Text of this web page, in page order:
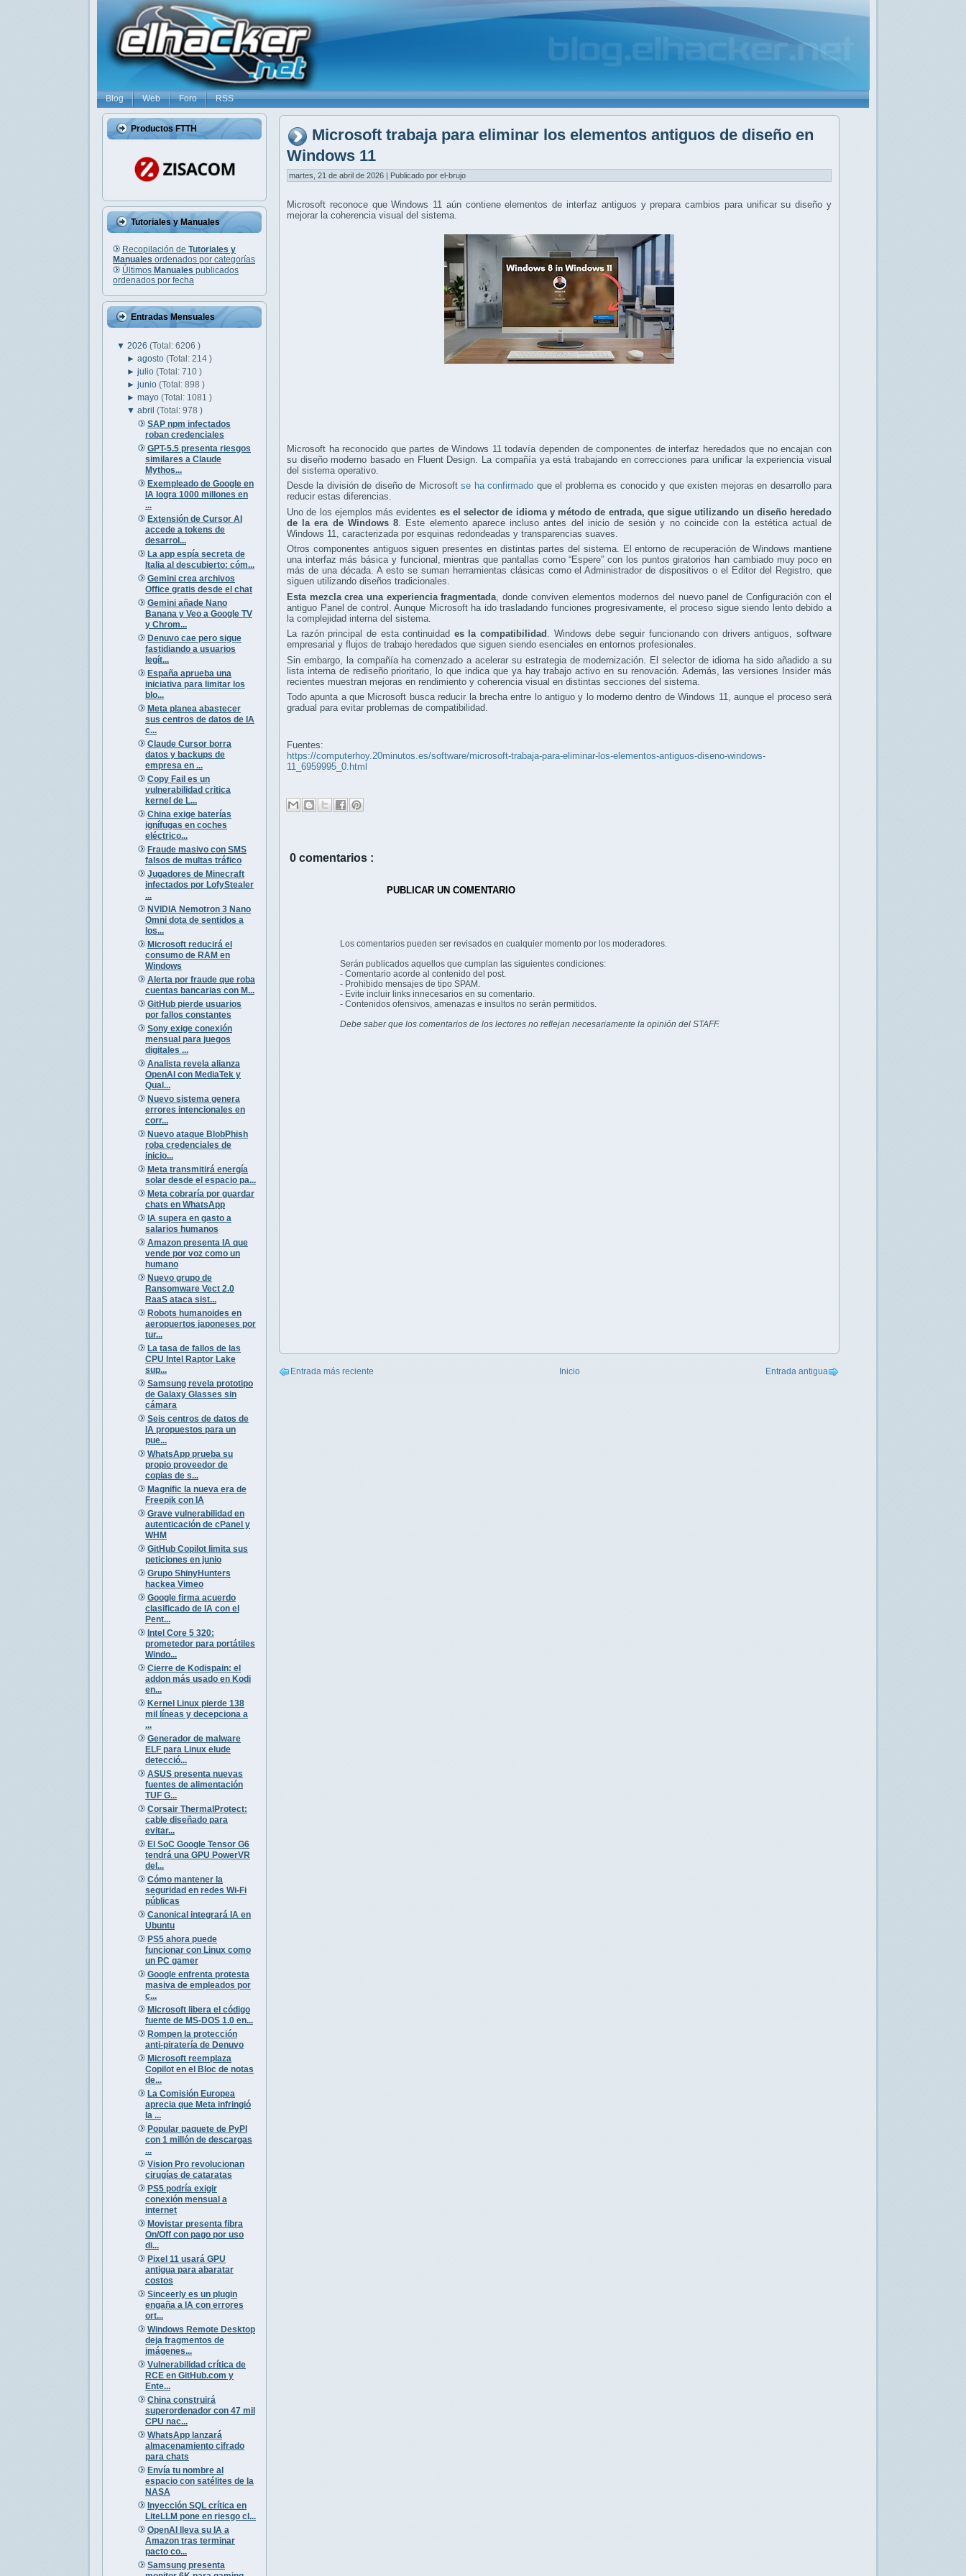
Blog Web Foro RSS
Productos FTTH
Tutoriales y Manuales
Recopilación de Tutoriales y
Manuales ordenados por categorías
Últimos Manuales publicados
ordenados por fecha
Entradas Mensuales
▼ 2026 (Total: 6206 )
►agosto(Total: 214 )
►julio(Total: 710 )
►junio(Total: 898 )
►mayo(Total: 1081 )
▼abril(Total: 978 )
SAP npm infectados
roban credenciales
GPT-5.5 presenta riesgos
similares a Claude
Mythos...
Exempleado de Google en
IA logra 1000 millones en
...
Extensión de Cursor AI
accede a tokens de
desarrol...
La app espía secreta de
Italia al descubierto: cóm...
Gemini crea archivos
Office gratis desde el chat
Gemini añade Nano
Banana y Veo a Google TV
y Chrom...
Denuvo cae pero sigue
fastidiando a usuarios
legít...
España aprueba una
iniciativa para limitar los
blo...
Meta planea abastecer
sus centros de datos de IA
c...
Claude Cursor borra
datos y backups de
empresa en ...
Copy Fail es un
vulnerabilidad critica
kernel de L...
China exige baterías
ignífugas en coches
eléctrico...
Fraude masivo con SMS
falsos de multas tráfico
Jugadores de Minecraft
infectados por LofyStealer
...
NVIDIA Nemotron 3 Nano
Omni dota de sentidos a
los...
Microsoft reducirá el
consumo de RAM en
Windows
Alerta por fraude que roba
cuentas bancarias con M...
GitHub pierde usuarios
por fallos constantes
Sony exige conexión
mensual para juegos
digitales ...
Analista revela alianza
OpenAI con MediaTek y
Qual...
Nuevo sistema genera
errores intencionales en
corr...
Nuevo ataque BlobPhish
roba credenciales de
inicio...
Meta transmitirá energía
solar desde el espacio pa...
Meta cobraría por guardar
chats en WhatsApp
IA supera en gasto a
salarios humanos
Amazon presenta IA que
vende por voz como un
humano
Nuevo grupo de
Ransomware Vect 2.0
RaaS ataca sist...
Robots humanoides en
aeropuertos japoneses por
tur...
La tasa de fallos de las
CPU Intel Raptor Lake
sup...
Samsung revela prototipo
de Galaxy Glasses sin
cámara
Seis centros de datos de
IA propuestos para un
pue...
WhatsApp prueba su
propio proveedor de
copias de s...
Magnific la nueva era de
Freepik con IA
Grave vulnerabilidad en
autenticación de cPanel y
WHM
GitHub Copilot limita sus
peticiones en junio
Grupo ShinyHunters
hackea Vimeo
Google firma acuerdo
clasificado de IA con el
Pent...
Intel Core 5 320:
prometedor para portátiles
Windo...
Cierre de Kodispain: el
addon más usado en Kodi
en...
Kernel Linux pierde 138
mil líneas y decepciona a
...
Generador de malware
ELF para Linux elude
detecció...
ASUS presenta nuevas
fuentes de alimentación
TUF G...
Corsair ThermalProtect:
cable diseñado para
evitar...
El SoC Google Tensor G6
tendrá una GPU PowerVR
del...
Cómo mantener la
seguridad en redes Wi-Fi
públicas
Canonical integrará IA en
Ubuntu
PS5 ahora puede
funcionar con Linux como
un PC gamer
Google enfrenta protesta
masiva de empleados por
c...
Microsoft libera el código
fuente de MS-DOS 1.0 en...
Rompen la protección
anti-piratería de Denuvo
Microsoft reemplaza
Copilot en el Bloc de notas
de...
La Comisión Europea
aprecia que Meta infringió
la ...
Popular paquete de PyPI
con 1 millón de descargas
...
Vision Pro revolucionan
cirugías de cataratas
PS5 podría exigir
conexión mensual a
internet
Movistar presenta fibra
On/Off con pago por uso
di...
Pixel 11 usará GPU
antigua para abaratar
costos
Sinceerly es un plugin
engaña a IA con errores
ort...
Windows Remote Desktop
deja fragmentos de
imágenes...
Vulnerabilidad crítica de
RCE en GitHub.com y
Ente...
China construirá
superordenador con 47 mil
CPU nac...
WhatsApp lanzará
almacenamiento cifrado
para chats
Envía tu nombre al
espacio con satélites de la
NASA
Inyección SQL crítica en
LiteLLM pone en riesgo cl...
OpenAI lleva su IA a
Amazon tras terminar
pacto co...
Samsung presenta
Microsoft trabaja para eliminar los elementos antiguos de diseño en
Windows 11
martes, 21 de abril de 2026 | Publicado por el-brujo
Microsoft reconoce que Windows 11 aún contiene elementos de interfaz antiguos y prepara cambios para unificar su diseño y
mejorar la coherencia visual del sistema.
Microsoft ha reconocido que partes de Windows 11 todavía dependen de componentes de interfaz heredados que no encajan con
su diseño moderno basado en Fluent Design. La compañía ya está trabajando en correcciones para unificar la experiencia visual
del sistema operativo.
Desde la división de diseño de Microsoftse ha confirmado que el problema es conocido y que existen mejoras en desarrollo para
reducir estas diferencias.
Uno de los ejemplos más evidentes es el selector de idioma y método de entrada, que sigue utilizando un diseño heredado
de la era de Windows 8 . Este elemento aparece incluso antes del inicio de sesión y no coincide con la estética actual de
Windows 11, caracterizada por esquinas redondeadas y transparencias suaves.
Otros componentes antiguos siguen presentes en distintas partes del sistema. El entorno de recuperación de Windows mantiene
una interfaz más básica y funcional, mientras que pantallas como “Espere” con los puntos giratorios han cambiado muy poco en
más de una década. A esto se suman herramientas clásicas como el Administrador de dispositivos o el Editor del Registro, que
siguen utilizando diseños tradicionales.
Esta mezcla crea una experiencia fragmentada , donde conviven elementos modernos del nuevo panel de Configuración con el
antiguo Panel de control. Aunque Microsoft ha ido trasladando funciones progresivamente, el proceso sigue siendo lento debido a
la complejidad interna del sistema.
La razón principal de esta continuidad es la compatibilidad . Windows debe seguir funcionando con drivers antiguos, software
empresarial y flujos de trabajo heredados que siguen siendo esenciales en entornos profesionales.
Sin embargo, la compañía ha comenzado a acelerar su estrategia de modernización. El selector de idioma ha sido añadido a su
lista interna de rediseño prioritario, lo que indica que ya hay trabajo activo en su renovación. Además, las versiones Insider más
recientes muestran mejoras en rendimiento y coherencia visual en distintas secciones del sistema.
Todo apunta a que Microsoft busca reducir la brecha entre lo antiguo y lo moderno dentro de Windows 11, aunque el proceso será
gradual para evitar problemas de compatibilidad.
Fuentes:
https://computerhoy.20minutos.es/software/microsoft-trabaja-para-eliminar-los-elementos-antiguos-diseno-windows-
11_6959995_0.html
0 comentarios :
PUBLICAR UN COMENTARIO
Los comentarios pueden ser revisados en cualquier momento por los moderadores.
Serán publicados aquellos que cumplan las siguientes condiciones:
- Comentario acorde al contenido del post.
- Prohibido mensajes de tipo SPAM.
- Evite incluir links innecesarios en su comentario.
- Contenidos ofensivos, amenazas e insultos no serán permitidos.
Debe saber que los comentarios de los lectores no reflejan necesariamente la opinión del STAFF.
Entrada más reciente Entrada antigua
Inicio